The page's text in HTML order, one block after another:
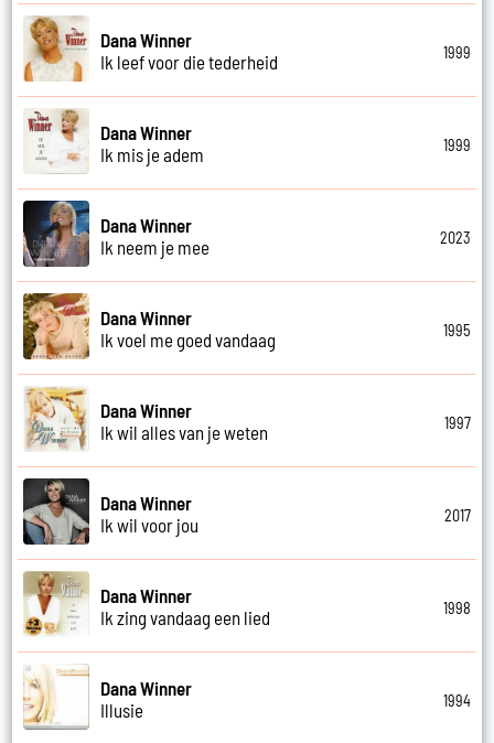
Dana Winner
Ik leef voor die tederheid
1999
Dana Winner
Ik mis je adem
1999
Dana Winner
Ik neem je mee
2023
Dana Winner
Ik voel me goed vandaag
1995
Dana Winner
Ik wil alles van je weten
1997
Dana Winner
Ik wil voor jou
2017
Dana Winner
Ik zing vandaag een lied
1998
Dana Winner
Illusie
1994